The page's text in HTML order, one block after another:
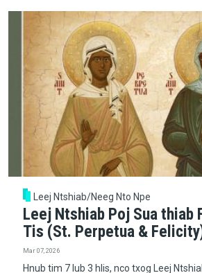
Leej Ntshiab/Neeg Nto Npe
Leej Ntshiab Poj Sua thiab
Tis (St. Perpetua &
Mar 07, 2026
Hnub tim 7 lub 3 hlis, nco txog Leej